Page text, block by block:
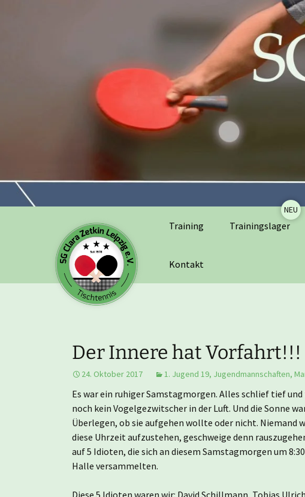
Training Trainingslager
Kontakt
Der Innere hat Vorfahrt!!!
24. Oktober 2017 1. Jugend 19, Jugendmannschaften,
Es war ein ruhiger Samstagmorgen. Alles schlief tief und
noch kein Vogelgezwitscher in der Luft. Und die Sonne
Überlegen, ob sie aufgehen wollte oder nicht. Niemand
diese Uhrzeit aufzustehen, geschweige denn
auf 5 Idioten, die sich an diesem Samstagmorgen um
Halle versammelten.
Diese 5 Idioten waren wir: David Schillmann, Tobias